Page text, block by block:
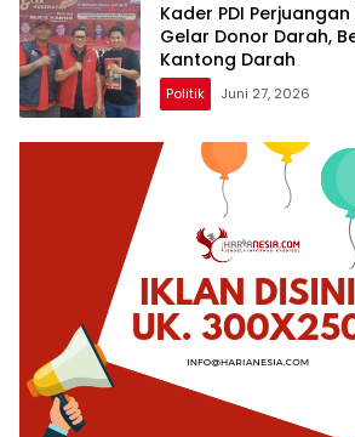
Kader PDI
Gelar Donor Darah,
Kantong Darah
Politik Juni 27, 2026